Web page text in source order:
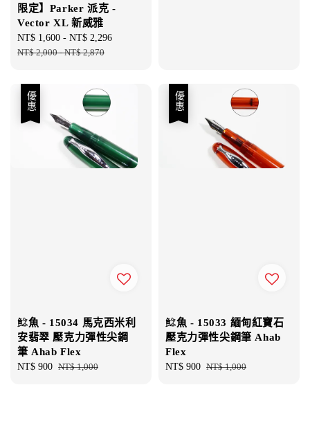
限定】Parker 派克 -
Vector XL 新威雅
Sale
price
NT$ 1,600 - NT$ 2,296
NT$ 2,000-NT$ 2,870
優惠
鯰魚 - 15034 馬克西米利
安翡翠 壓克力彈性尖鋼
筆 Ahab Flex
Sale
NT$ 900 Regular
NT$ 1,000
優惠
鯰魚 - 15033 緬甸紅寶石
壓克力彈性尖鋼筆 Ahab
Flex
Sale
NT$ 900 Regular
NT$ 1,000